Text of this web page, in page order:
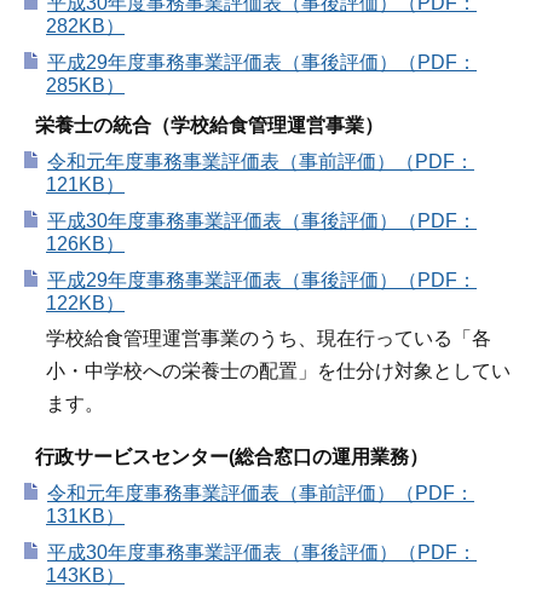
282KB）
平成29年度事務事業評価表（事後評価）（PDF：
285KB）
栄養士の統合（学校給食管理運営事業）
令和元年度事務事業評価表（事前評価）（PDF：
121KB）
平成30年度事務事業評価表（事後評価）（PDF：
126KB）
平成29年度事務事業評価表（事後評価）（PDF：
122KB）
学校給食管理運営事業のうち、現在行っている「各
小・中学校への栄養士の配置」を仕分け対象としてい
ます。
行政サービスセンター(総合窓口の運用業務）
令和元年度事務事業評価表（事前評価）（PDF：
131KB）
平成30年度事務事業評価表（事後評価）（PDF：
143KB）